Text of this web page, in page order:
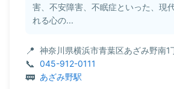
害、不安障害、不眠症といった、現
れる心の...
神奈川県横浜市青葉区あざみ野南1
045-912-0111
あざみ野駅